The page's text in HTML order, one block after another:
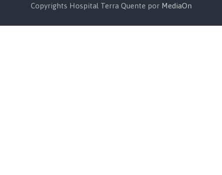
Copyrights Hospital Terra Quente por MediaOn